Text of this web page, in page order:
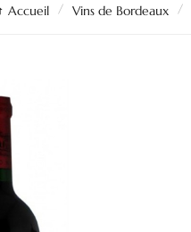
Accueil Vins de Bordeaux